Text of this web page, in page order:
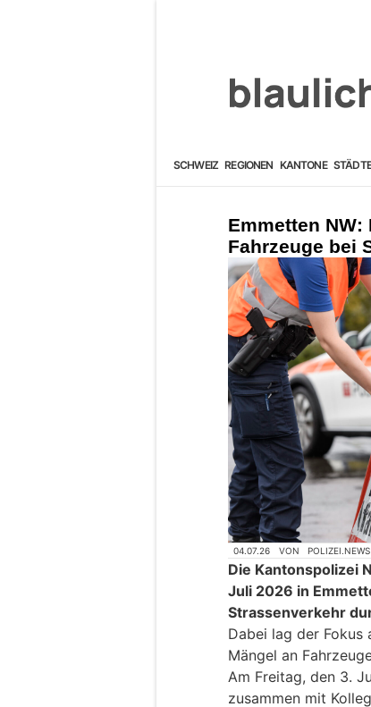
SCHWEIZ REGIONEN KANTONE STÄDTE
Emmetten
Fahrzeuge bei
04.07.26 VON
Die Kantonspolizei
Juli 2026 in
Strassenverkehr
Dabei lag der Fokus
Mängel an
Am Freitag, den 3.
zusammen mit